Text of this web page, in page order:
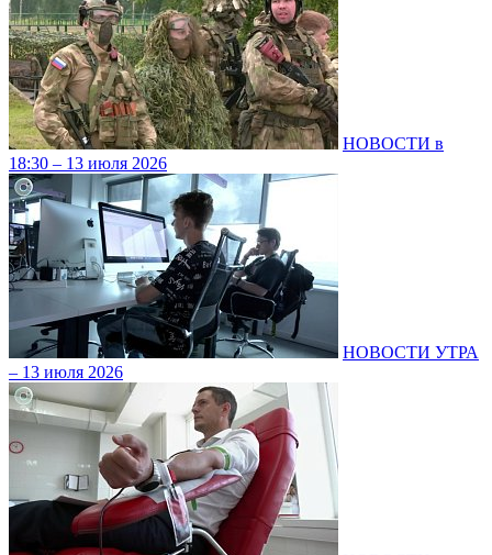
НОВОСТИ в
18:30 – 13 июля 2026
НОВОСТИ УТРА
– 13 июля 2026